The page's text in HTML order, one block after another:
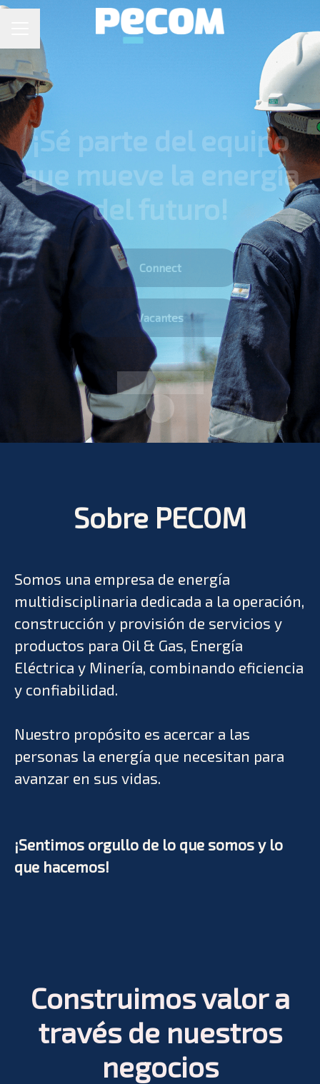
MENÚ DE EMPLEO
¡Sé parte del equipo
que mueve la energía
del futuro!
Connect
Vacantes
Ver video
Más contenido
Sobre PECOM
Somos una empresa de energía
multidisciplinaria dedicada a la operación,
construcción y provisión de servicios y
productos para Oil & Gas, Energía
Eléctrica y Minería, combinando eficiencia
y confiabilidad.
Nuestro propósito es acercar a las
personas la energía que necesitan para
avanzar en sus vidas.
¡Sentimos orgullo de lo que somos y lo
que hacemos!
Construimos valor a
través de nuestros
negocios